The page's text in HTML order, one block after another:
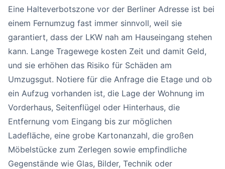
Eine Halteverbotszone vor der Berliner Adresse ist bei
einem Fernumzug fast immer sinnvoll, weil sie
garantiert, dass der LKW nah am Hauseingang stehen
kann. Lange Tragewege kosten Zeit und damit Geld,
und sie erhöhen das Risiko für Schäden am
Umzugsgut. Notiere für die Anfrage die Etage und ob
ein Aufzug vorhanden ist, die Lage der Wohnung im
Vorderhaus, Seitenflügel oder Hinterhaus, die
Entfernung vom Eingang bis zur möglichen
Ladefläche, eine grobe Kartonanzahl, die großen
Möbelstücke zum Zerlegen sowie empfindliche
Gegenstände wie Glas, Bilder, Technik oder